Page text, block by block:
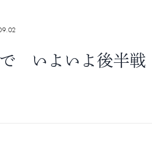
いよいよ後半戦